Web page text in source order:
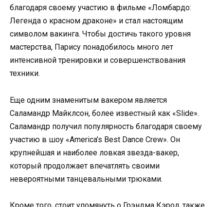
благодаря своему участию в фильме «Ломбардо:
Легенда о красном драконе» и стал настоящим
символом вакинга. Чтобы достичь такого уровня
мастерства, Парису понадобилось много лет
интенсивной тренировки и совершенствования
техники.
Еще одним знаменитым вакером является
Саламандр Майклсон, более известный как «Slide».
Саламандр получил популярность благодаря своему
участию в шоу «America’s Best Dance Crew». Он
крупнейшая и наиболее ловкая звезда-вакер,
который продолжает впечатлять своими
невероятными танцевальными трюками.